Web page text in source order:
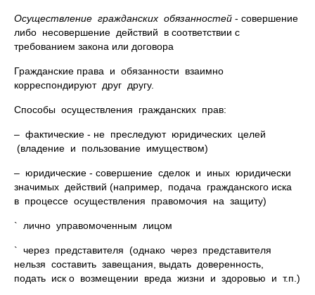
Осуществление гражданских обязанностей - совершение
либо несовершение действий в соответствии с
требованием закона или договора
Гражданские права и обязанности взаимно
корреспондируют друг другу.
Способы осуществления гражданских прав:
– фактические - не преследуют юридических целей
(владение и пользование имуществом)
– юридические - совершение сделок и иных юридически
значимых действий (например, подача гражданского иска
в процессе осуществления правомочия на защиту)
` лично управомоченным лицом
` через представителя (однако через представителя
нельзя составить завещания, выдать доверенность,
подать иск о возмещении вреда жизни и здоровью и т.п.)